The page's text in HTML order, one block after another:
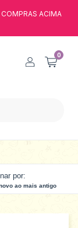
COMPRAS ACIMA
0
por:
ao mais antigo